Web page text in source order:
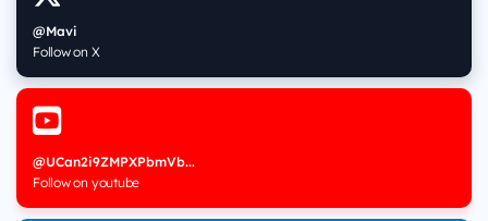
@Mavi
Follow on X
@UCan2i9ZMPXPbmVb...
Follow on youtube